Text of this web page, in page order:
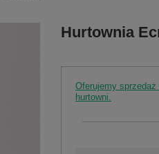
Hurtownia
Oferujemy sprzedaż
hurtowni.